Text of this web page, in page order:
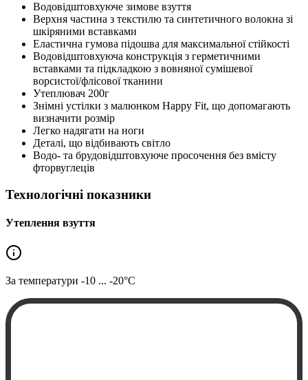
Водовідштовхуюче зимове взуття
Верхня частина з текстилю та синтетичного волокна зі
шкіряними вставками
Еластична гумова підошва для максимальної стійкості
Водовідштовхуюча конструкція з герметичними
вставками та підкладкою з вовняної сумішевої
ворсистої/флісової тканини
Утеплювач 200г
Знімні устілки з малюнком Happy Fit, що допомагають
визначити розмір
Легко надягати на ноги
Деталі, що відбивають світло
Водо- та брудовідштовхуюче просочення без вмісту
фторвуглеців
Технологічні показники
Утеплення взуття
За температури -10 ... -20°C